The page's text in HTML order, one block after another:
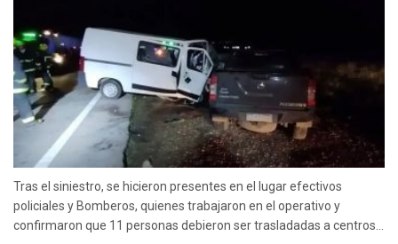
Tras el siniestro, se hicieron presentes en el lugar efectivos
policiales y Bomberos, quienes trabajaron en el operativo y
confirmaron que 11 personas debieron ser trasladadas a centros...